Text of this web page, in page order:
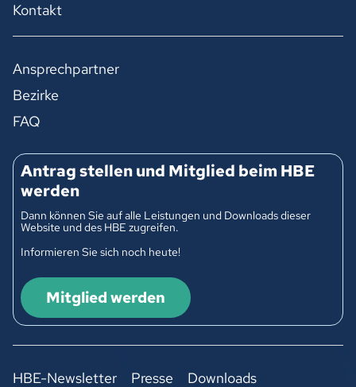
Kontakt
Ansprechpartner
Bezirke
FAQ
Antrag stellen und Mitglied beim HBE
werden
Dann können Sie auf alle Leistungen und Downloads dieser
Website und des HBE zugreifen.
Informieren Sie sich noch heute!
Mitglied werden
HBE-Newsletter Presse Downloads